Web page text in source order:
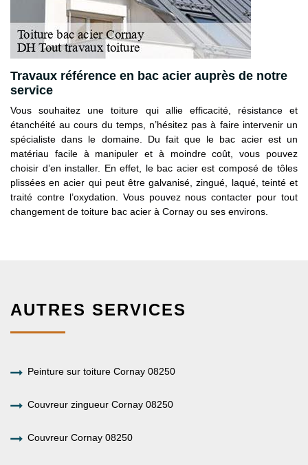
Travaux référence en bac acier auprès de notre
service
Vous souhaitez une toiture qui allie efficacité, résistance et
étanchéité au cours du temps, n’hésitez pas à faire intervenir un
spécialiste dans le domaine. Du fait que le bac acier est un
matériau facile à manipuler et à moindre coût, vous pouvez
choisir d’en installer. En effet, le bac acier est composé de tôles
plissées en acier qui peut être galvanisé, zingué, laqué, teinté et
traité contre l’oxydation. Vous pouvez nous contacter pour tout
changement de toiture bac acier à Cornay ou ses environs.
AUTRES SERVICES
Peinture sur toiture Cornay 08250
Couvreur zingueur Cornay 08250
Couvreur Cornay 08250